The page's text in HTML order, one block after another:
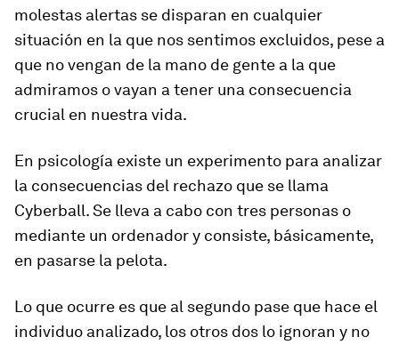
molestas alertas se disparan en cualquier
situación en la que nos sentimos excluidos, pese a
que no vengan de la mano de gente a la que
admiramos o vayan a tener una consecuencia
crucial en nuestra vida.
En psicología existe un experimento para analizar
la consecuencias del rechazo que se llama
Cyberball. Se lleva a cabo con tres personas o
mediante un ordenador y consiste, básicamente,
en pasarse la pelota.
Lo que ocurre es que al segundo pase que hace el
individuo analizado, los otros dos lo ignoran y no